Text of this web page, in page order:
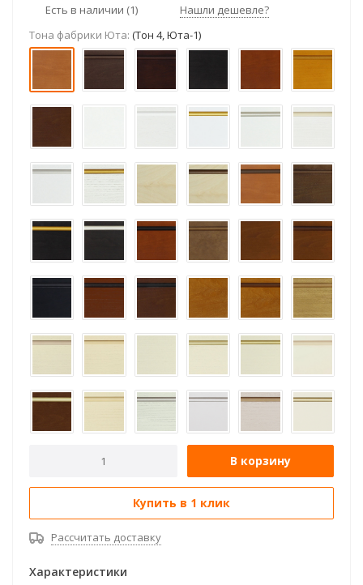
Есть в наличии (1)
Нашли дешевле?
Тона фабрики Юта: (Тон 4, Юта-1)
В корзину
Купить в 1 клик
Рассчитать доставку
Характеристики